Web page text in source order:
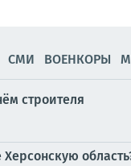
СМИ ВОЕНКОРЫ
строителя